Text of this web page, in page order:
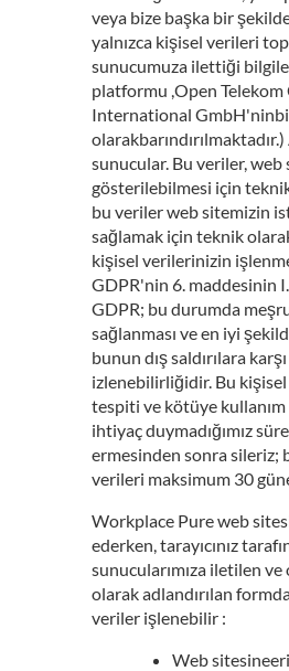
veya bize başka bir
yalnızca kişisel verileri
sunucumuza ilettiği
platformu ,Open Telekom
International
sunucular. Bu veriler, web
gösterilebilmesi için
bu veriler web sitemizin
sağlamak için teknik
kişisel verilerinizin
GDPR'nin 6. maddesinin
GDPR; bu durumda
sağlanması ve en iyi
bunun dış saldırılara
izlenebilirliğidir. Bu
tespiti ve kötüye
ihtiyaç duymadığımız
ermesinden sonra sileriz;
verileri maksimum 30
Workplace Pure web sitesi
ederken, tarayıcınız
sunucularımıza iletilen
olarak adlandırılan
veriler işlenebilir :
Web